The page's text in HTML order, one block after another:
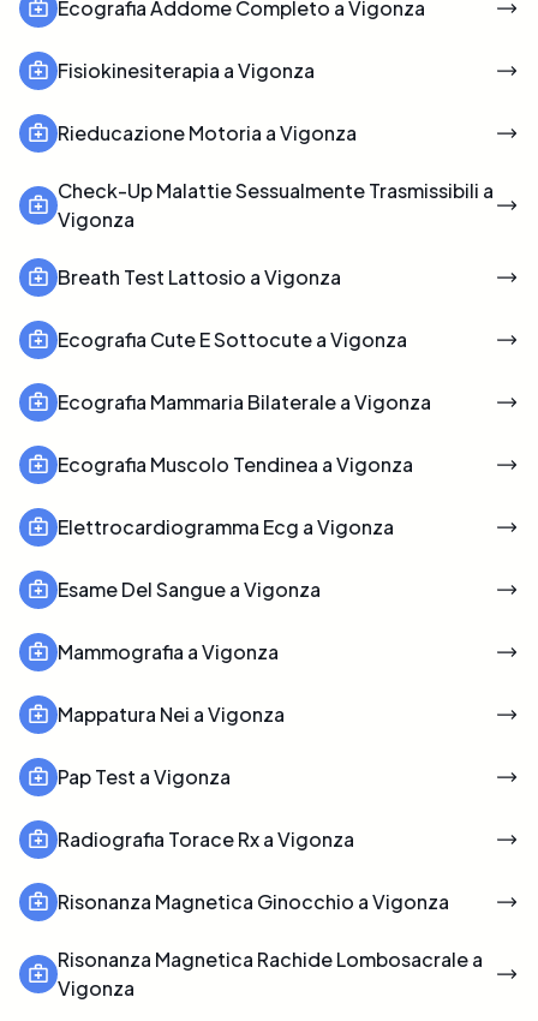
Ecografia Addome Completo a Vigonza
Fisiokinesiterapia a Vigonza
Rieducazione Motoria a Vigonza
Check-Up Malattie Sessualmente Trasmissibili a
Vigonza
Breath Test Lattosio a Vigonza
Ecografia Cute E Sottocute a Vigonza
Ecografia Mammaria Bilaterale a Vigonza
Ecografia Muscolo Tendinea a Vigonza
Elettrocardiogramma Ecg a Vigonza
Esame Del Sangue a Vigonza
Mammografia a Vigonza
Mappatura Nei a Vigonza
Pap Test a Vigonza
Radiografia Torace Rx a Vigonza
Risonanza Magnetica Ginocchio a Vigonza
Risonanza Magnetica Rachide Lombosacrale a
Vigonza